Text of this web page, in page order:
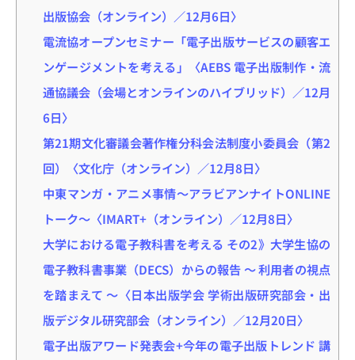
出版協会（オンライン）／12月6日〉
電流協オープンセミナー「電子出版サービスの顧客エ
ンゲージメントを考える」〈AEBS 電子出版制作・流
通協議会（会場とオンラインのハイブリッド）／12月
6日〉
第21期文化審議会著作権分科会法制度小委員会（第2
回）〈文化庁（オンライン）／12月8日〉
中東マンガ・アニメ事情～アラビアンナイトONLINE
トーク～〈IMART+（オンライン）／12月8日〉
大学における電子教科書を考える その2》大学生協の
電子教科書事業（DECS）からの報告 ～ 利用者の視点
を踏まえて ～〈日本出版学会 学術出版研究部会・出
版デジタル研究部会（オンライン）／12月20日〉
電子出版アワード発表会+今年の電子出版トレンド 講